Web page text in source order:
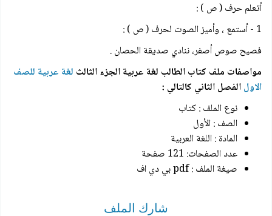
أتعلم حرف ( ص ) :
1 - أستمع ، وأميز الصوت لحرف ( ص ) :
فصيح صوص أصفر، ننادي صديقة الحصان .
مواصفات ملف كتاب الطالب لغة عربية الجزء الثالث لغة عربية للصف
الاولالفصل الثاني كالتالي :
نوع الملف : كتاب
الصف : الأول
المادة : اللغة العربية
عدد الصفحات: 121 صفحة
صيغة الملف : pdf بي دي اف
شارك الملف